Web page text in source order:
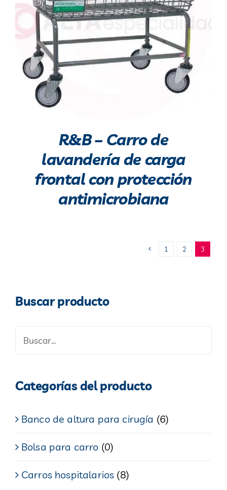
R&B – Carro de
lavandería de carga
frontal con protección
antimicrobiana
1 2 3
Buscar producto
Categorías del producto
Banco de altura para cirugía (6)
Bolsa para carro (0)
Carros hospitalarios (8)